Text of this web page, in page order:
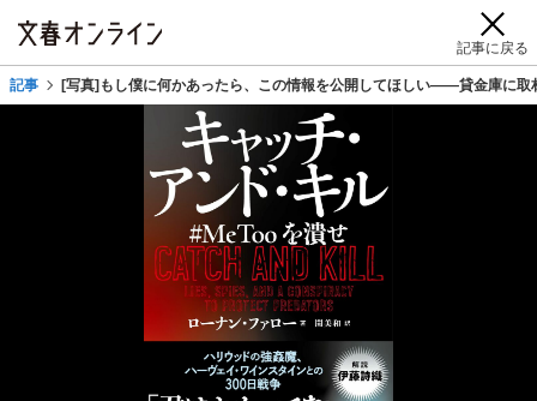
記事に戻る
記事 [写真]もし僕に何かあったら、この情報を公開してほしい――貸金庫に